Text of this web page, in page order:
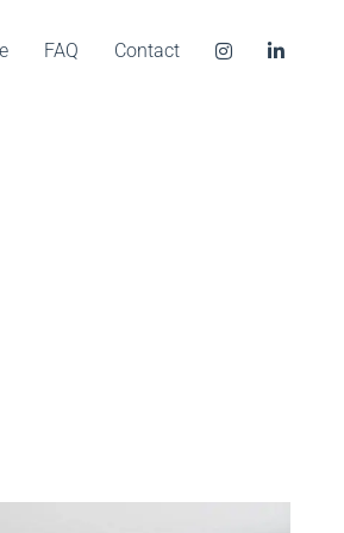
FAQ Contact